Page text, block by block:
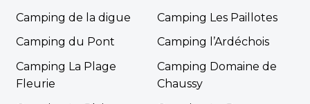
Camping de la digue
Camping Les Paillotes
Camping du Pont
Camping l’Ardéchois
Camping La Plage
Fleurie
Camping Domaine de
Chaussy